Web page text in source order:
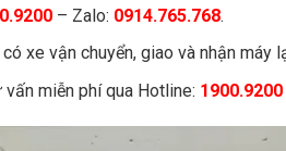
– Zalo: 0914.765.768.
có xe vận chuyển, giao và nhận máy
vấn miễn phí qua Hotline: 1900.9200